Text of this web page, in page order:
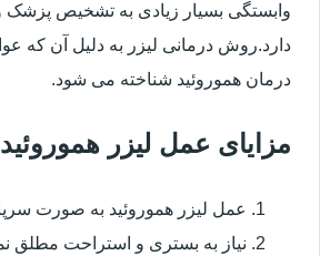
وابستگی بسیار زیادی به تشخیص پزشک و
دارد.روش درمانی لیزر به دلیل آن که
درمان هموروئید شناخته می شود.
مزایای عمل لیزر
عمل لیزر هموروئید به صورت
نیاز به بستری و استراحت مطلق